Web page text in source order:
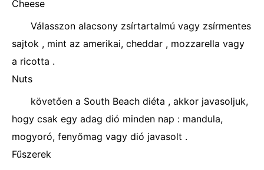
Cheese
Válasszon alacsony zsírtartalmú vagy zsírmentes
sajtok , mint az amerikai, cheddar , mozzarella vagy
a ricotta .
Nuts
követően a South Beach diéta , akkor javasoljuk,
hogy csak egy adag dió minden nap : mandula,
mogyoró, fenyőmag vagy dió javasolt .
Fűszerek